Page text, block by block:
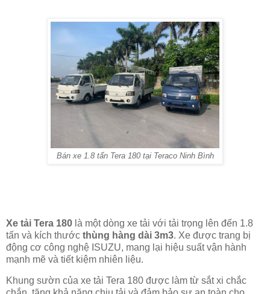
Bán xe 1.8 tấn Tera 180 tại Teraco Ninh Bình
Xe tải Tera 180 là một dòng xe tải với tải trọng lên đến 1.8
tấn và kích thước thùng hàng dài 3m3. Xe được trang bị
động cơ công nghệ ISUZU, mang lại hiệu suất vận hành
mạnh mẽ và tiết kiệm nhiên liệu.
Khung sườn của xe tải Tera 180 được làm từ sắt xi chắc